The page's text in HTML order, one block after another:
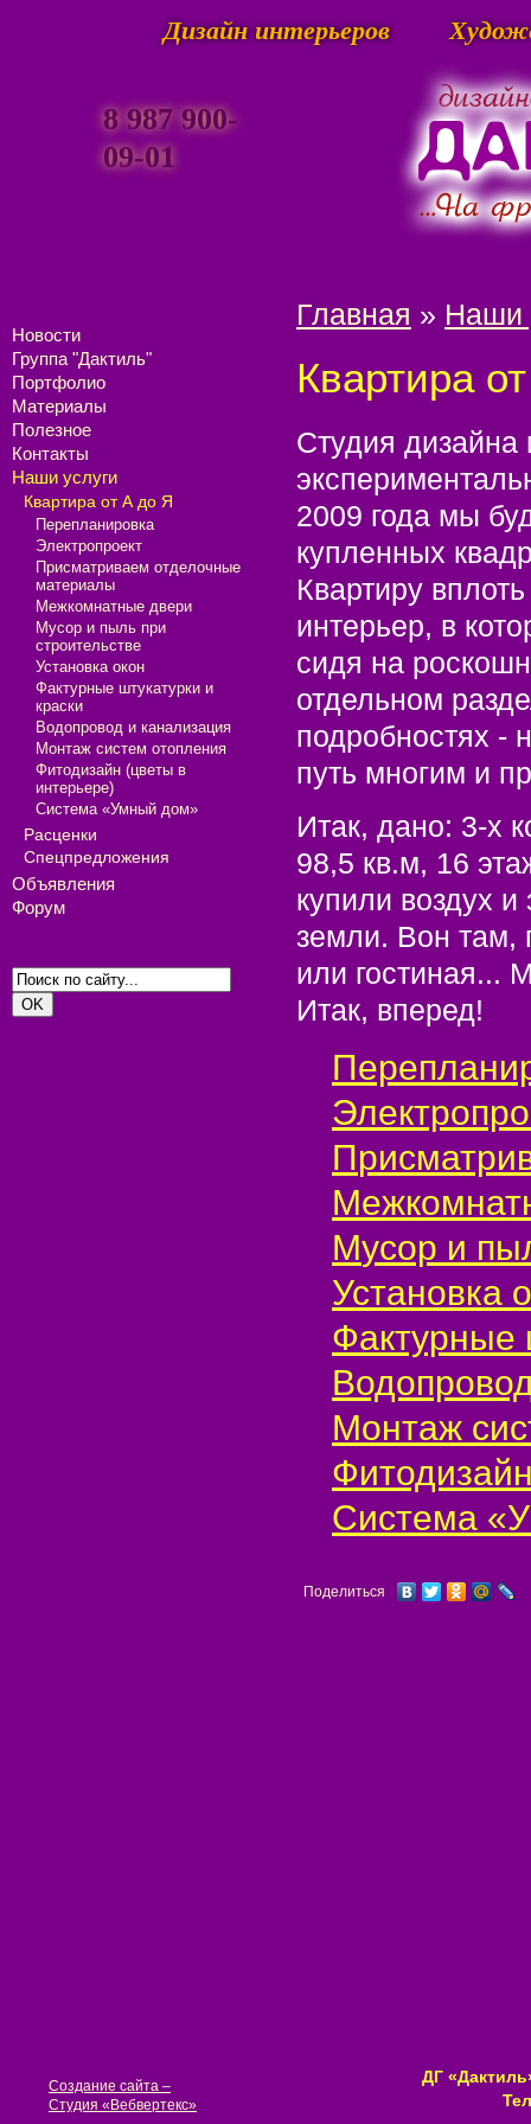
Дизайн интерьеров
8 987 900-
09-01
Главная » Наши
Квартира
Студия дизайна
2009 года мы
купленных
Квартиру
интерьер, в
сидя на
отдельном
подробностях -
путь многим и
Итак, дано: 3-х
98,5 кв.м, 16
купили воздух
земли. Вон там,
или гостиная...
Итак, вперед!
Мусор и
Установка
Монтаж
Система
Поделиться
Новости
Группа "Дактиль"
Портфолио
Материалы
Полезное
Контакты
Наши услуги
Квартира от А до Я
Перепланировка
Электропроект
Присматриваем отделочные
материалы
Межкомнатные двери
Мусор и пыль при
строительстве
Установка окон
Фактурные штукатурки и
краски
Водопровод и канализация
Монтаж систем отопления
Фитодизайн (цветы в
интерьере)
Система «Умный дом»
Расценки
Спецпредложения
Объявления
Форум
ДГ
Создание сайта –
Студия «Вебвертекс»